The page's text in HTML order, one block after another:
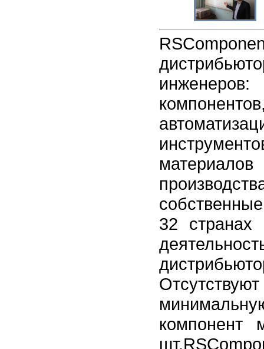
32
компонент